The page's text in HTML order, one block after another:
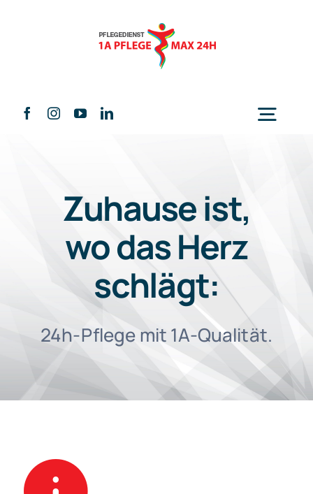
Leistungen
Vorträge
Blog
Zuhause ist,
wo das Herz
schlägt:
24h-Pflege mit 1A-Qualität.